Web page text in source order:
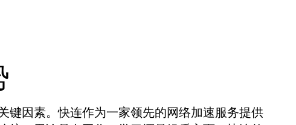
键因素。快连作为一家领先的网络加速服务提供